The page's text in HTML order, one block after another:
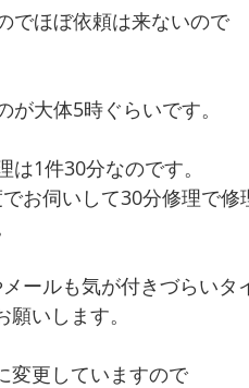
でほぼ依頼は来ないので
大体5時ぐらいです。
1件30分なのです。
お伺いして30分修理で修
ールも気が付きづらいタ
いします。
変更していますので